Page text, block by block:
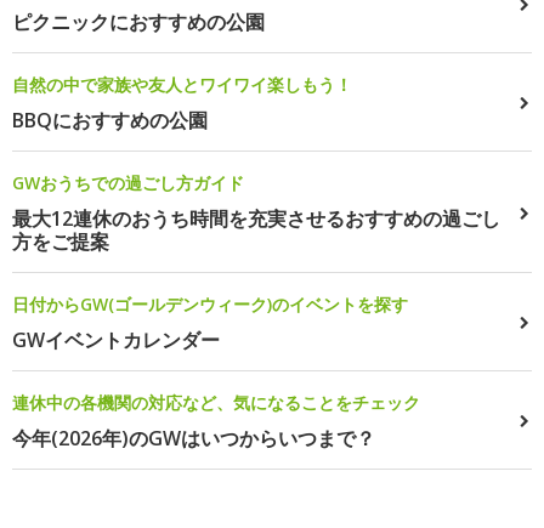
ピクニックにおすすめの公園
自然の中で家族や友人とワイワイ楽しもう！
BBQにおすすめの公園
GWおうちでの過ごし方ガイド
最大12連休のおうち時間を充実させるおすすめの過ごし
方をご提案
日付からGW(ゴールデンウィーク)のイベントを探す
GWイベントカレンダー
連休中の各機関の対応など、気になることをチェック
今年(2026年)のGWはいつからいつまで？